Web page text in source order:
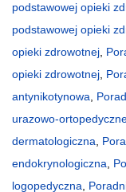
podstawowej opieki
podstawowej opieki
opieki zdrowotnej
opieki zdrowotnej
antynikotynowa
urazowo-
dermatologiczna
endokrynologiczna
logopedyczna